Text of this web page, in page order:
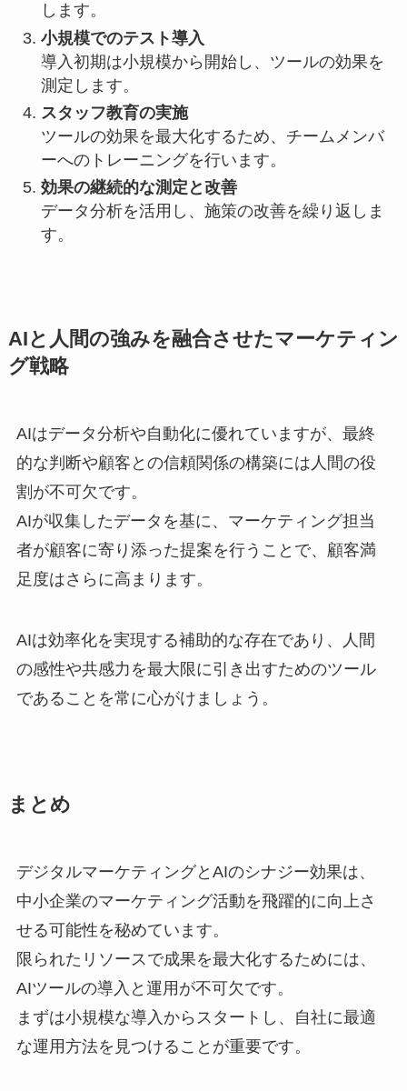
します。
小規模でのテスト導入
導入初期は小規模から開始し、ツールの効果を
測定します。
スタッフ教育の実施
ツールの効果を最大化するため、チームメンバ
ーへのトレーニングを行います。
効果の継続的な測定と改善
データ分析を活用し、施策の改善を繰り返しま
す。
AIと人間の強みを融合させたマーケティン
グ戦略
AIはデータ分析や自動化に優れていますが、最終
的な判断や顧客との信頼関係の構築には人間の役
割が不可欠です。
AIが収集したデータを基に、マーケティング担当
者が顧客に寄り添った提案を行うことで、顧客満
足度はさらに高まります。
AIは効率化を実現する補助的な存在であり、人間
の感性や共感力を最大限に引き出すためのツール
であることを常に心がけましょう。
まとめ
デジタルマーケティングとAIのシナジー効果は、
中小企業のマーケティング活動を飛躍的に向上さ
せる可能性を秘めています。
限られたリソースで成果を最大化するためには、
AIツールの導入と運用が不可欠です。
まずは小規模な導入からスタートし、自社に最適
な運用方法を見つけることが重要です。